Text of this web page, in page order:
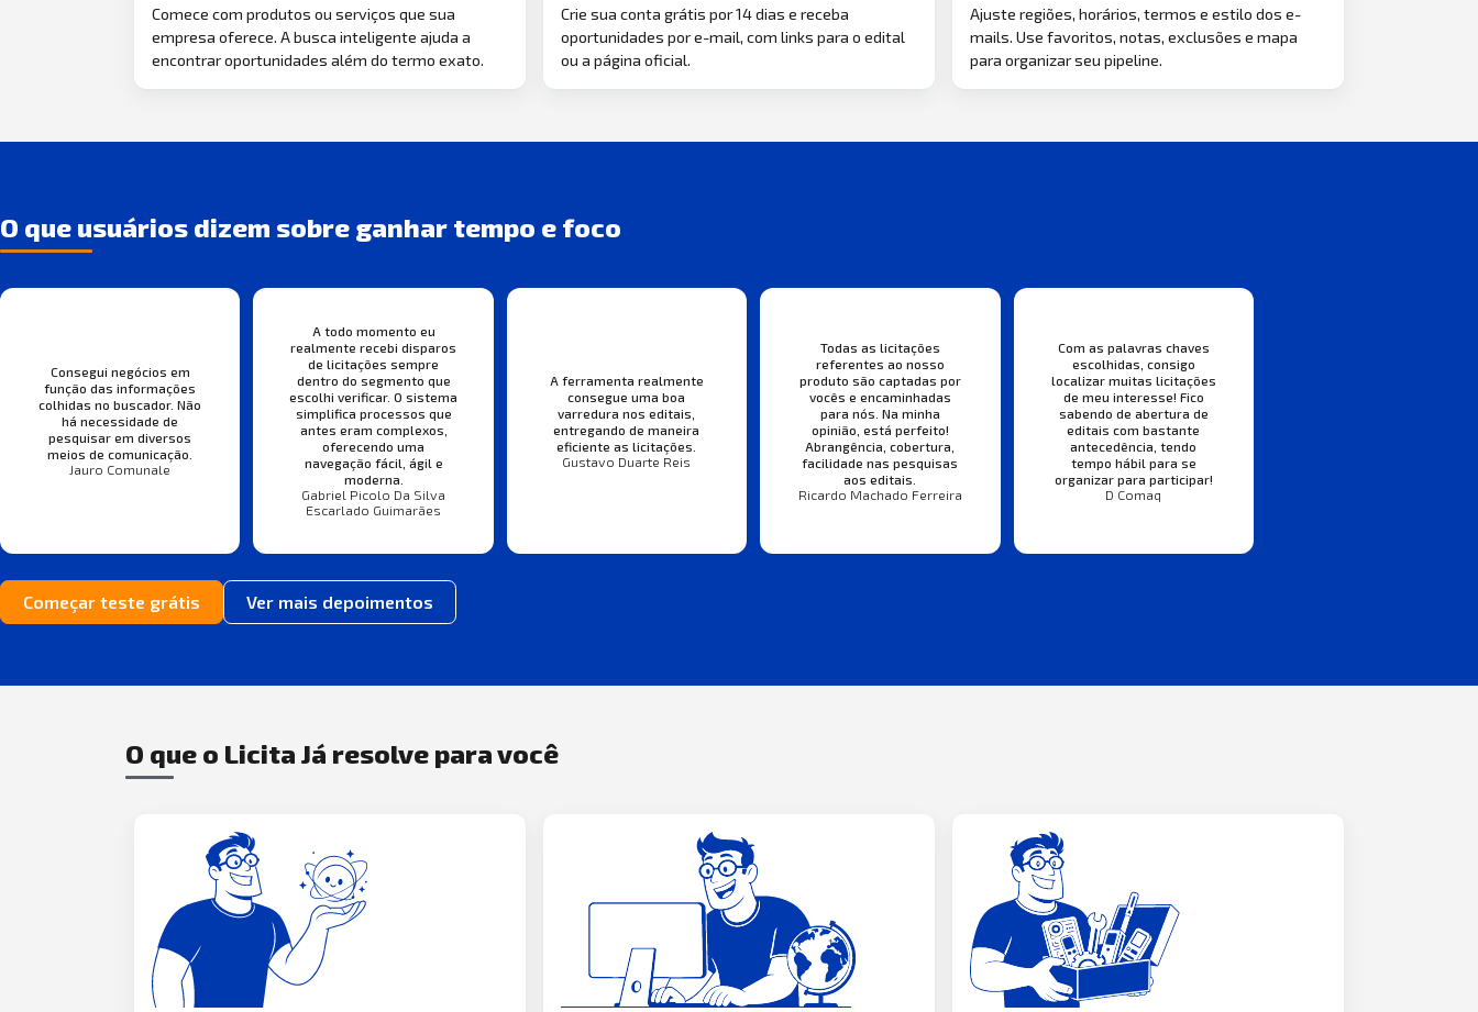
Comece com produtos ou serviços que sua
empresa oferece. A busca inteligente ajuda a
encontrar oportunidades além do termo exato.
Crie sua conta grátis por 14 dias e receba
oportunidades por e-mail, com links para o edital
ou a página oficial.
Ajuste regiões, horários, termos e estilo dos e-
mails. Use favoritos, notas, exclusões e mapa
para organizar seu pipeline.
O que usuários dizem sobre ganhar tempo e foco
Consegui negócios em
função das informações
colhidas no buscador. Não
há necessidade de
pesquisar em diversos
meios de comunicação.
Jauro Comunale
A todo momento eu
realmente recebi disparos
de licitações sempre
dentro do segmento que
escolhi verificar. O sistema
simplifica processos que
antes eram complexos,
oferecendo uma
navegação fácil, ágil e
moderna.
Gabriel Picolo Da Silva
Escarlado Guimarães
A ferramenta realmente
consegue uma boa
varredura nos editais,
entregando de maneira
eficiente as licitações.
Gustavo Duarte Reis
Todas as licitações
referentes ao nosso
produto são captadas por
vocês e encaminhadas
para nós. Na minha
opinião, está perfeito!
Abrangência, cobertura,
facilidade nas pesquisas
aos editais.
Ricardo Machado Ferreira
Com as palavras chaves
escolhidas, consigo
localizar muitas licitações
de meu interesse! Fico
sabendo de abertura de
editais com bastante
antecedência, tendo
tempo hábil para se
organizar para participar!
D Comaq
Começar teste grátis Ver mais depoimentos
O que o Licita Já resolve para você